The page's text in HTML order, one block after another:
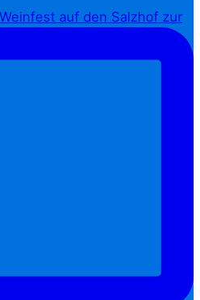
auf den Salzhof zur